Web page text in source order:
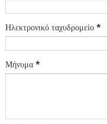
Ηλεκτρονικό ταχυδρομείο *
Μήνυμα *